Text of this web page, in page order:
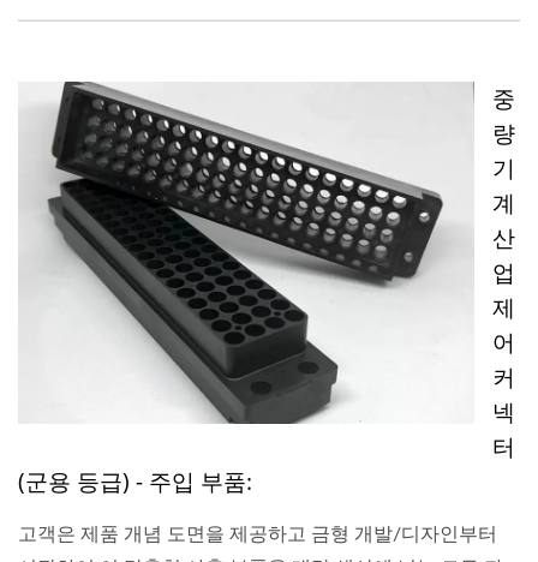
중
량
기
계
산
업
제
어
커
넥
터
(군용 등급) - 주입 부품:
고객은 제품 개념 도면을 제공하고 금형 개발/디자인부터